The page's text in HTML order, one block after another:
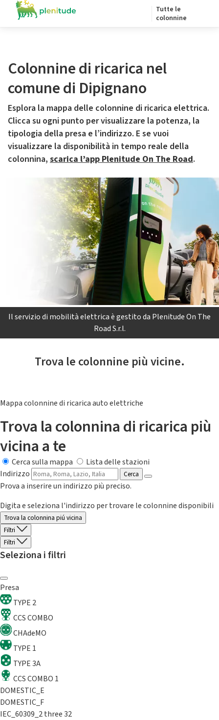
Tutte le
colonnine
Colonnine di ricarica nel
comune di Dipignano
Esplora la mappa delle colonnine di ricarica elettrica.
Clicca su ogni punto per visualizzare la potenza, la
tipologia della presa e l’indirizzo. E se vuoi
visualizzare la disponibilità in tempo reale della
colonnina, scarica l’app Plenitude On The Road.
Il servizio di mobilità elettrica è gestito da Plenitude On The
Road S.r.l.
Trova le colonnine più vicine.
Mappa colonnine di ricarica auto elettriche
Trova la colonnina di ricarica più
vicina a te
Cerca sulla mappa
Lista delle stazioni
Indirizzo
Cerca
Prova a inserire un indirizzo più preciso.
Digita e seleziona l'indirizzo per trovare le colonnine disponibili
Trova la colonnina piú vicina
Filtri
Filtri
Seleziona i filtri
Presa
TYPE 2
CCS COMBO
CHAdeMO
TYPE 1
TYPE 3A
CCS COMBO 1
DOMESTIC_E
DOMESTIC_F
IEC_60309_2 three 32